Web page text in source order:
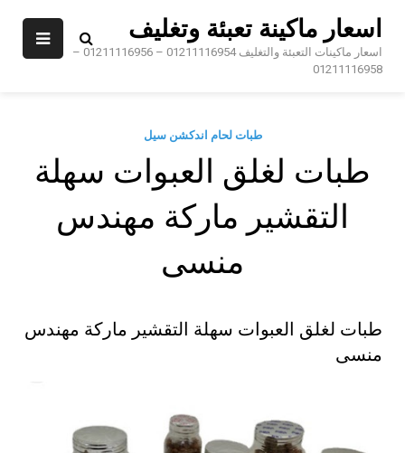
اسعار ماكينة تعبئة وتغليف
اسعار ماكينات التعبئة والتغليف 01211116954 – 01211116956 –
01211116958
طبات لحام اندكشن سيل
طبات لغلق العبوات سهلة
التقشير ماركة مهندس
منسى
طبات لغلق العبوات سهلة التقشير ماركة مهندس
منسى